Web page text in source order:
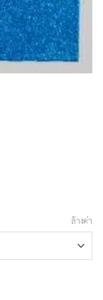
ล้างค่า